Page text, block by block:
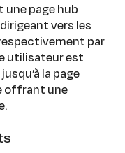
une page hub
vers les
par
utilisateur est
la page
offrant une